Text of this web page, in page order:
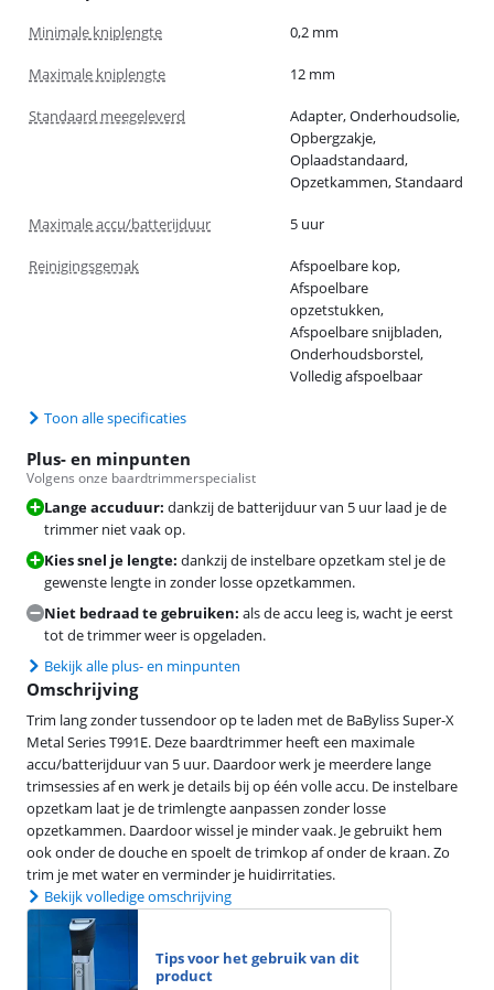
Minimale kniplengte 0,2 mm
Maximale kniplengte 12 mm
Standaard meegeleverd
Adapter, Onderhoudsolie,
Opbergzakje,
Oplaadstandaard,
Opzetkammen, Standaard
Maximale accu/batterijduur 5 uur
Reinigingsgemak
Afspoelbare kop,
Afspoelbare
opzetstukken,
Afspoelbare snijbladen,
Onderhoudsborstel,
Volledig afspoelbaar
Toon alle specificaties
Plus- en minpunten
Volgens onze baardtrimmerspecialist
Lange accuduur: dankzij de batterijduur van 5 uur laad je de
trimmer niet vaak op.
Kies snel je lengte: dankzij de instelbare opzetkam stel je de
gewenste lengte in zonder losse opzetkammen.
Niet bedraad te gebruiken: als de accu leeg is, wacht je eerst
tot de trimmer weer is opgeladen.
Bekijk alle plus- en minpunten
Omschrijving
Trim lang zonder tussendoor op te laden met de BaByliss Super-X
Metal Series T991E. Deze baardtrimmer heeft een maximale
accu/batterijduur van 5 uur. Daardoor werk je meerdere lange
trimsessies af en werk je details bij op één volle accu. De instelbare
opzetkam laat je de trimlengte aanpassen zonder losse
opzetkammen. Daardoor wissel je minder vaak. Je gebruikt hem
ook onder de douche en spoelt de trimkop af onder de kraan. Zo
trim je met water en verminder je huidirritaties.
Bekijk volledige omschrijving
Tips voor het gebruik van dit
product